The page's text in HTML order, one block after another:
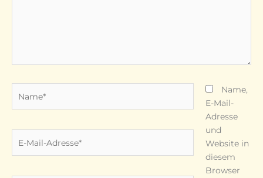
Mail-
Name,
E-Mail-
Adresse
und
Website in
diesem
Browser